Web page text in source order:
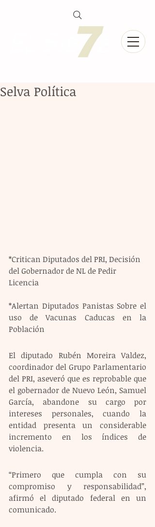
Selva Política
*Critican Diputados del PRI, Decisión
del Gobernador de NL de Pedir
Licencia
*Alertan Diputados Panistas Sobre el
uso de Vacunas Caducas en la
Población
El diputado Rubén Moreira Valdez,
coordinador del Grupo Parlamentario
del PRI, aseveró que es reprobable que
el gobernador de Nuevo León, Samuel
García, abandone su cargo por
intereses personales, cuando la
entidad presenta un considerable
incremento en los índices de
violencia.
“Primero que cumpla con su
compromiso y responsabilidad”,
afirmó el diputado federal en un
comunicado.